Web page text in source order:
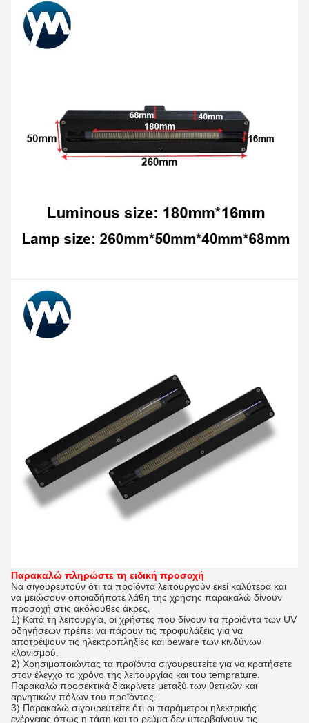
Παρακαλώ πληρώστε τη ειδική προσοχή
Να σιγουρευτούν ότι τα προϊόντα λειτουργούν εκεί καλύτερα και
να μειώσουν οποιαδήποτε λάθη της χρήσης παρακαλώ δίνουν
προσοχή στις ακόλουθες άκρες.
1) Κατά τη λειτουργία, οι χρήστες που δίνουν τα προϊόντα των UV
οδηγήσεων πρέπει να πάρουν τις προφυλάξεις για να
αποτρέψουν τις ηλεκτροπληξίες και beware των κινδύνων
κλονισμού.
2) Χρησιμοποιώντας τα προϊόντα σιγουρευτείτε για να κρατήσετε
στον έλεγχο το χρόνο της λειτουργίας και του temprature.
Παρακαλώ προσεκτικά διακρίνετε μεταξύ των θετικών και
αρνητικών πόλων του προϊόντος.
3) Παρακαλώ σιγουρευτείτε ότι οι παράμετροι ηλεκτρικής
ενέργειας όπως η τάση και το ρεύμα δεν υπερβαίνουν τις